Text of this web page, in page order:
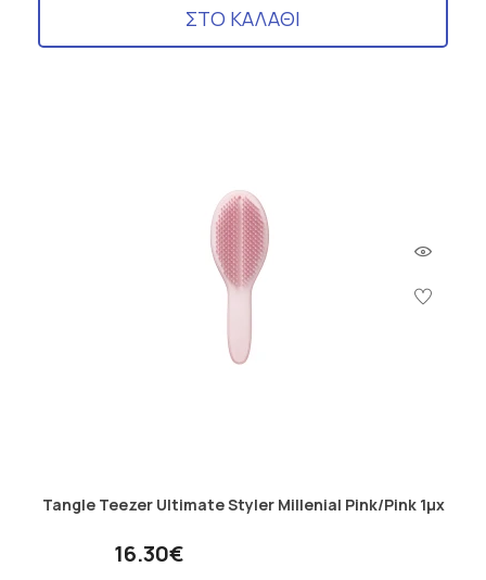
ΣΤΟ ΚΑΛΑΘΙ
Tangle Teezer Ultimate Styler Millenial Pink/Pink 1μχ
16.30€